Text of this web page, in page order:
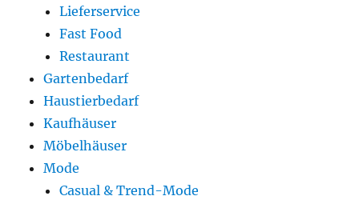
Lieferservice
Fast Food
Restaurant
Gartenbedarf
Haustierbedarf
Kaufhäuser
Möbelhäuser
Mode
Casual & Trend-Mode